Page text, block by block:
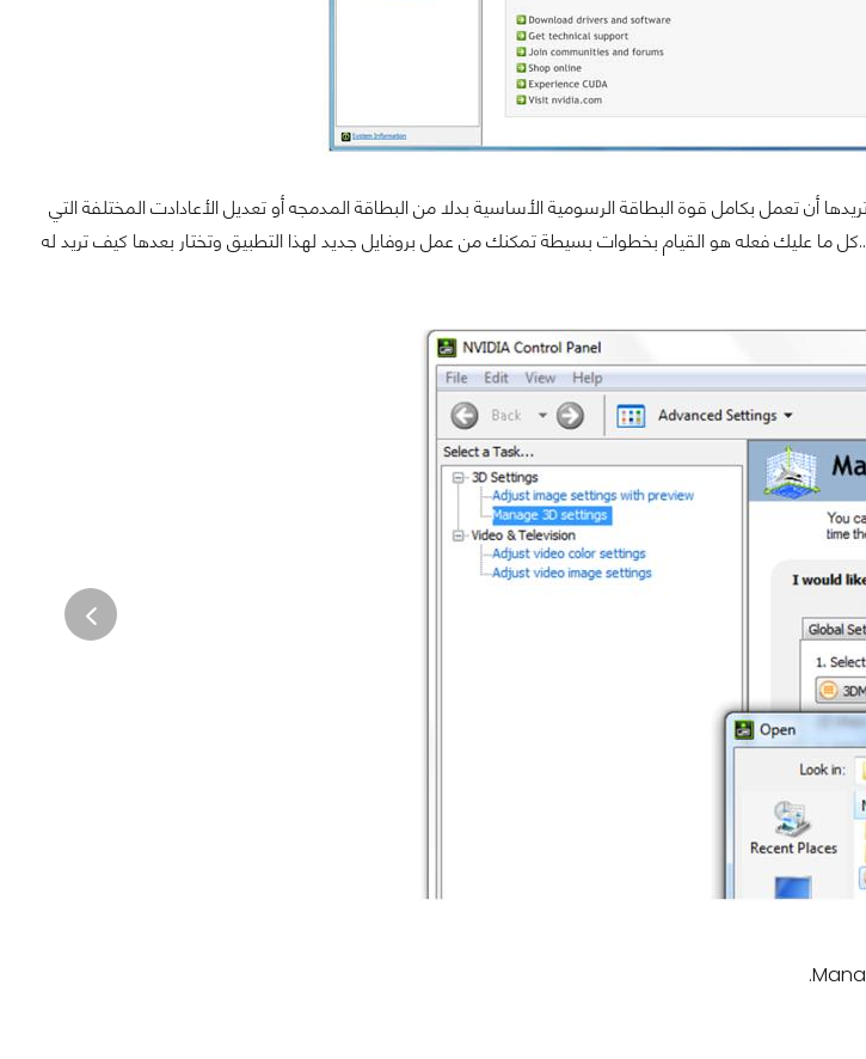
أن تعمل بكامل قوة البطاقة الرسومية الأساسية بدلا من البطاقة المدمجه أو تعديل الأعادادت المختلفة التي
ما عليك فعله هو القيام بخطوات بسيطة تمكنك من عمل بروفايل جديد لهذا التطبيق وتختار بعدها كيف تريد له